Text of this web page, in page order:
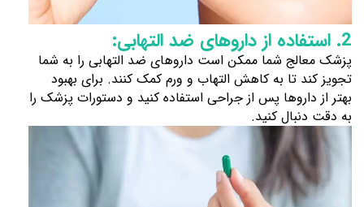
2. استفاده از داروهای ضد التهابی:
پزشک معالج شما ممکن است داروهای ضد التهابی را به شما
تجویز کند تا به کاهش التهاب و ورم کمک کنند. برای بهبود
بهتر از داروها پس از جراحی استفاده کنید و دستورات پزشک را
به دقت دنبال کنید.